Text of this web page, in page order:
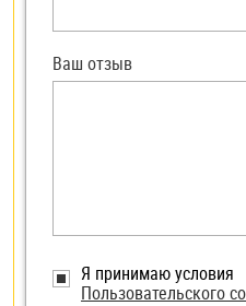
Я принимаю условия
Пользовательского
Ваш отзыв